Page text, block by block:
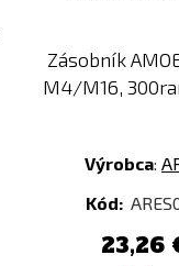
Zásobník
M4/M16,
Výrobca:
Kód:
23,26